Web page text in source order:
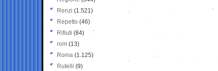
Renzi (1.521)
Repetto (46)
Rifiuti (84)
rom (13)
Roma (1.125)
Rutelli (9)